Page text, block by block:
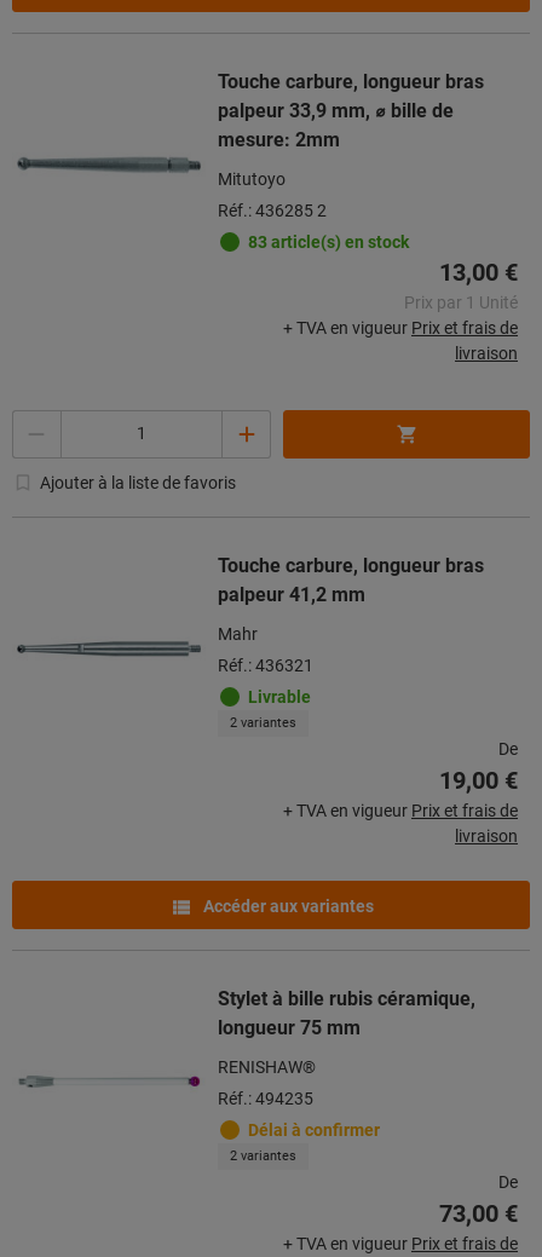
Touche carbure, longueur bras
palpeur 33,9 mm, ⌀ bille de
mesure: 2mm
Mitutoyo
Réf.: 436285 2
83 article(s) en stock
13,00 €
Prix par 1 Unité
+ TVA en vigueur Prix et frais de
livraison
Ajouter à la liste de favoris
Touche carbure, longueur bras
palpeur 41,2 mm
Mahr
Réf.: 436321
Livrable
2 variantes
De
19,00 €
+ TVA en vigueur Prix et frais de
livraison
Accéder aux variantes
Stylet à bille rubis céramique,
longueur 75 mm
RENISHAW®
Réf.: 494235
Délai à confirmer
2 variantes
De
73,00 €
+ TVA en vigueur Prix et frais de